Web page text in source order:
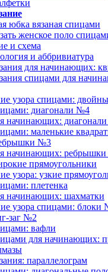
юбка вязаная спицами
женское поло
и схема
и аббривиатура
для начинающих:
спицами для
узора спицами:
диагонали №4
начинающих:
маленькие
№3
начинающих:
прямоугольники
узора: узкие
плетенка
начинающих: шахматки
узора спицами: блоки
заг №2
вафли
для начинающих:
параллелограм